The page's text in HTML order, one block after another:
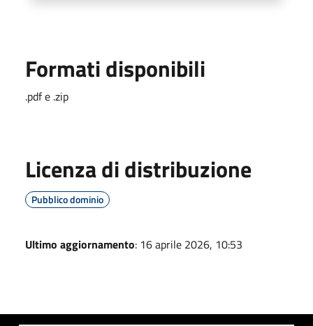
Formati disponibili
.pdf e .zip
Licenza di distribuzione
Pubblico dominio
Ultimo aggiornamento: 16 aprile 2026, 10:53